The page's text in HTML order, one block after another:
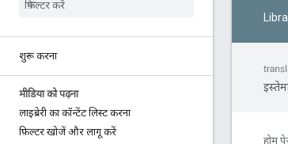
शुरू करना
मीडिया को पढ़ना
लाइब्रेरी का कॉन्टेंट लिस्ट करना
फ़िल्टर खोजें और लागू करें
होम